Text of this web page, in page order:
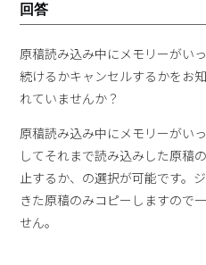
回答
原稿読み込み中にメモリーがい
続けるかキャンセルするかをお
れていませんか？
原稿読み込み中にメモリーがい
してそれまで読み込みした原稿
止するか、の選択が可能です。
きた原稿のみコピーしますので
せん。